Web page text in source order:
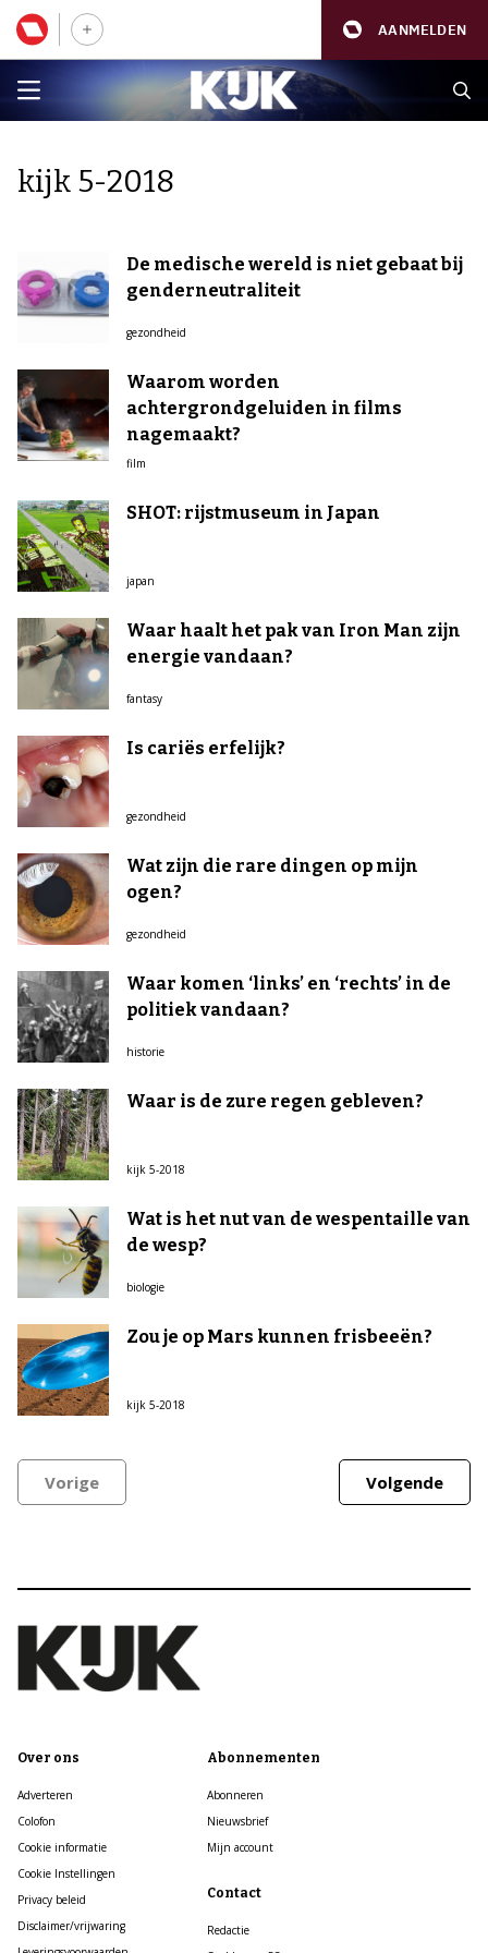
AANMELDEN
kijk 5-2018
De medische wereld is niet gebaat bij
genderneutraliteit
gezondheid
Waarom worden
achtergrondgeluiden in films
nagemaakt?
film
SHOT: rijstmuseum in Japan
japan
Waar haalt het pak van Iron Man zijn
energie vandaan?
fantasy
Is cariës erfelijk?
gezondheid
Wat zijn die rare dingen op mijn
ogen?
gezondheid
Waar komen ‘links’ en ‘rechts’ in de
politiek vandaan?
historie
Waar is de zure regen gebleven?
kijk 5-2018
Wat is het nut van de wespentaille van
de wesp?
biologie
Zou je op Mars kunnen frisbeeën?
kijk 5-2018
Vorige Volgende
Over ons
Adverteren
Colofon
Cookie informatie
Cookie Instellingen
Privacy beleid
Disclaimer/vrijwaring
Abonnementen
Abonneren
Nieuwsbrief
Mijn account
Contact
Redactie